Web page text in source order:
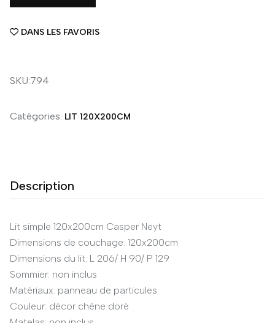
DANS LES FAVORIS
SKU:794
Catégories: LIT 120X200CM
Description
Lit simple 120x200cm Casper Neyt
Dimensions de couchage: 120x200cm
Dimensions du lit: L 206/ H 90/ P 129
Sommier: non inclus
Matériaux: panneau de particules
Couleur: décor chêne doré